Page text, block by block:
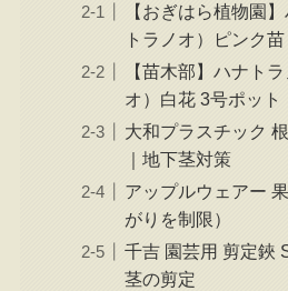
【おぎはら植物園
トラノオ）ピンク苗
【苗木部】ハナト
オ）白花 3号ポット
大和プラスチック
｜地下茎対策
アップルウェアー
がりを制限）
千吉 園芸用 剪定鋏
茎の剪定